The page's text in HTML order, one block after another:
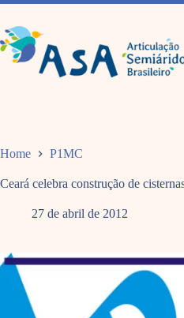
Pular
o
conteúdo
Home P1MC
Ceará celebra construção de
27 de abril de 2012